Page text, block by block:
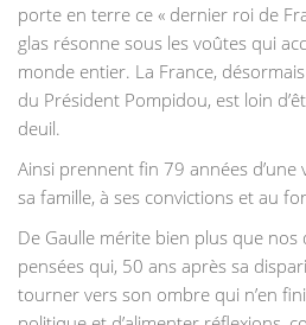
porte en terre ce « dernier roi de
glas résonne sous les voûtes qui
monde entier. La France,
du Président Pompidou, est loin
deuil.
Ainsi prennent fin 79 années d’une
sa famille, à ses convictions et au
De Gaulle mérite bien plus que
pensées qui, 50 ans après sa
tourner vers son ombre qui n’en